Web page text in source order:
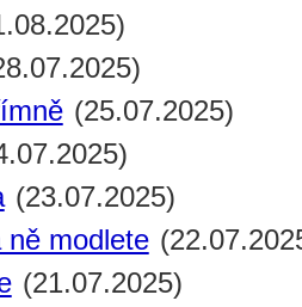
(25.07.2025)
(23.07.2025)
modlete
(21.07.2025)